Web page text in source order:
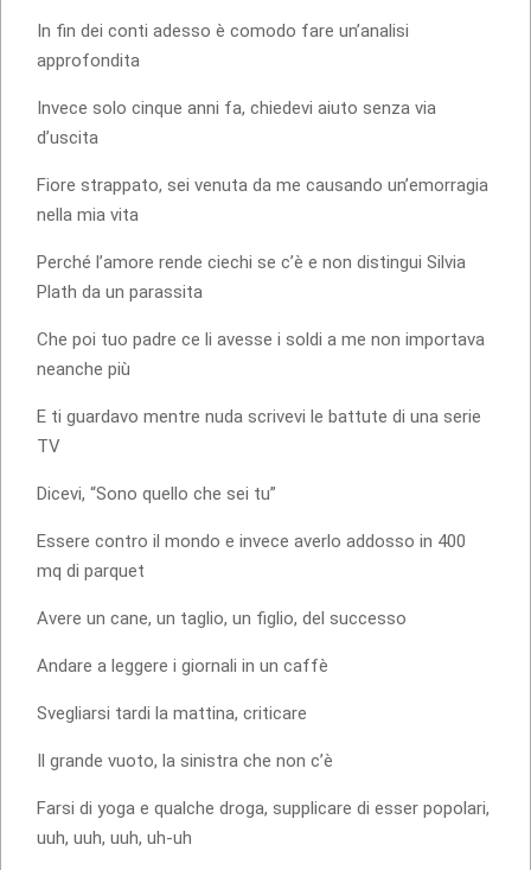
In fin dei conti adesso è comodo fare un’analisi
approfondita
Invece solo cinque anni fa, chiedevi aiuto senza via
d’uscita
Fiore strappato, sei venuta da me causando un’emorragia
nella mia vita
Perché l’amore rende ciechi se c’è e non distingui Silvia
Plath da un parassita
Che poi tuo padre ce li avesse i soldi a me non importava
neanche più
E ti guardavo mentre nuda scrivevi le battute di una serie
TV
Dicevi, “Sono quello che sei tu”
Essere contro il mondo e invece averlo addosso in 400
mq di parquet
Avere un cane, un taglio, un figlio, del successo
Andare a leggere i giornali in un caffè
Svegliarsi tardi la mattina, criticare
Il grande vuoto, la sinistra che non c’è
Farsi di yoga e qualche droga, supplicare di esser popolari,
uuh, uuh, uuh, uh-uh